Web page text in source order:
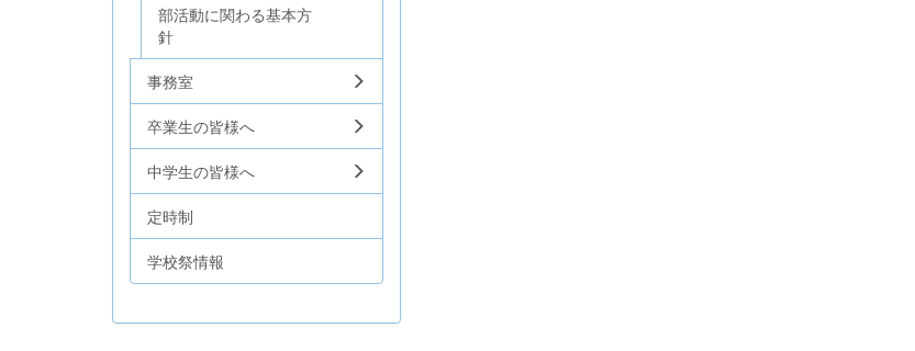
部活動に関わる基本方
針
事務室
卒業生の皆様へ
中学生の皆様へ
定時制
学校祭情報